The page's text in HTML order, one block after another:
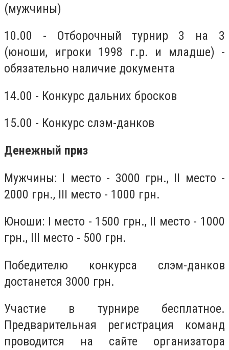
(мужчины)
10.00 - Отборочный турнир 3 на 3
(юноши, игроки 1998 г.р. и младше) -
обязательно наличие документа
14.00 - Конкурс дальних бросков
15.00 - Конкурс слэм-данков
Денежный приз
Мужчины: I место - 3000 грн., II место -
2000 грн., III место - 1000 грн.
Юноши: I место - 1500 грн., II место - 1000
грн., III место - 500 грн.
Победителю конкурса слэм-данков
достанется 3000 грн.
Участие в турнире бесплатное.
Предварительная регистрация команд
проводится на сайте организатора